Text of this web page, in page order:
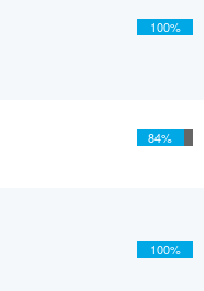
100%
84%
100%